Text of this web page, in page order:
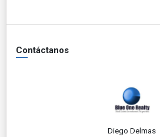
Contáctanos
Diego Delmas